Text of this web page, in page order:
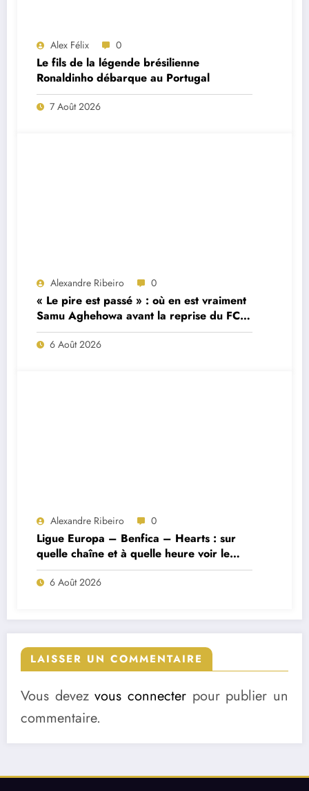
Alex Félix 0
Le fils de la légende brésilienne
Ronaldinho débarque au Portugal
7 Août 2026
Alexandre Ribeiro 0
« Le pire est passé » : où en est vraiment
Samu Aghehowa avant la reprise du FC
Porto ?
6 Août 2026
Alexandre Ribeiro 0
Ligue Europa – Benfica – Hearts : sur
quelle chaîne et à quelle heure voir le
match ?
6 Août 2026
LAISSER UN COMMENTAIRE
Vous devezvous connecter pour publier un
commentaire.